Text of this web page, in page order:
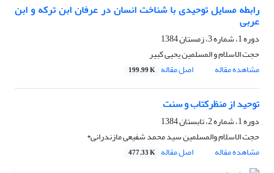
رابطه مسایل توحیدی با شناخت انسان در عرفان ابن ترکه و ابن
عربی
دوره 1، شماره 3، زمستان 1384
حجت الاسلام و المسلمین یحیی کبیر
مشاهده مقاله
اصل مقاله 199.99 K
توحید از منظرکتاب و سنت
دوره 1، شماره 2، تابستان 1384
حجت الاسلام والمسلمین سید محمد شفیعى مازندرانى*
مشاهده مقاله
اصل مقاله 477.33 K